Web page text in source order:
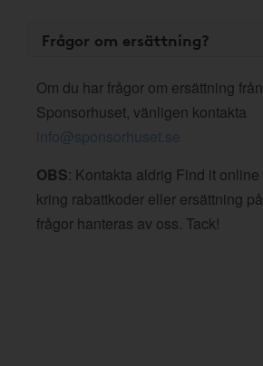
Frågor om ersättning?
Om du har frågor om ersättning
Sponsorhuset, vänligen kontakta
info@sponsorhuset.se
OBS: Kontakta aldrig Find it
kring rabattkoder eller ersättning
frågor hanteras av oss. Tack!